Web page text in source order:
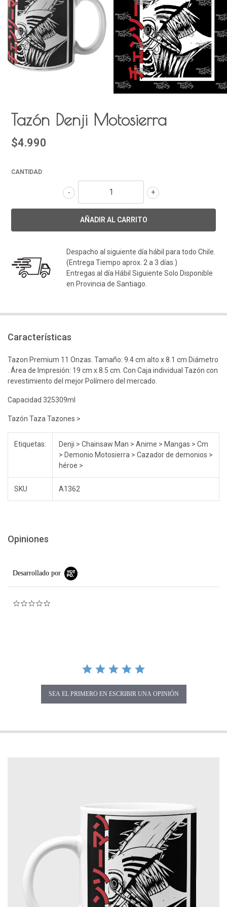
Tazón Denji Motosierra
$4.990
CANTIDAD
+
-
Despacho al siguiente día hábil para todo Chile.
(Entrega Tiempo aprox. 2 a 3 días.)
Entregas al día Hábil Siguiente Solo Disponible
en Provincia de Santiago.
Características
Tazon Premium 11 Onzas. Tamaño: 9.4 cm alto x 8.1 cm Diámetro
. Área de Impresión: 19 cm x 8.5 cm. Con Caja individual Tazón con
revestimiento del mejor Polímero del mercado.
Capacidad 325309ml
Tazón Taza Tazones >
Etiquetas:
Denji > Chainsaw Man > Anime > Mangas > Cm
> Demonio Motosierra > Cazador de demonios >
héroe >
SKU A1362
Opiniones
Desarrollado por
SEA EL PRIMERO EN ESCRIBIR UNA OPINIÓN